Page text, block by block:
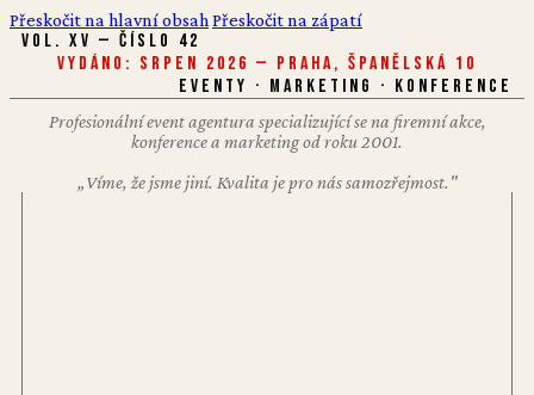
Přeskočit na hlavní obsah Přeskočit na zápatí
VOL. XV — ČÍSLO 42
Vydáno: Srpen 2026 — Praha, Španělská 10
EVENTY · MARKETING · KONFERENCE
Profesionální event agentura specializující se na firemní akce,
konference a marketing od roku 2001.
„Víme, že jsme jiní. Kvalita je pro nás samozřejmost."